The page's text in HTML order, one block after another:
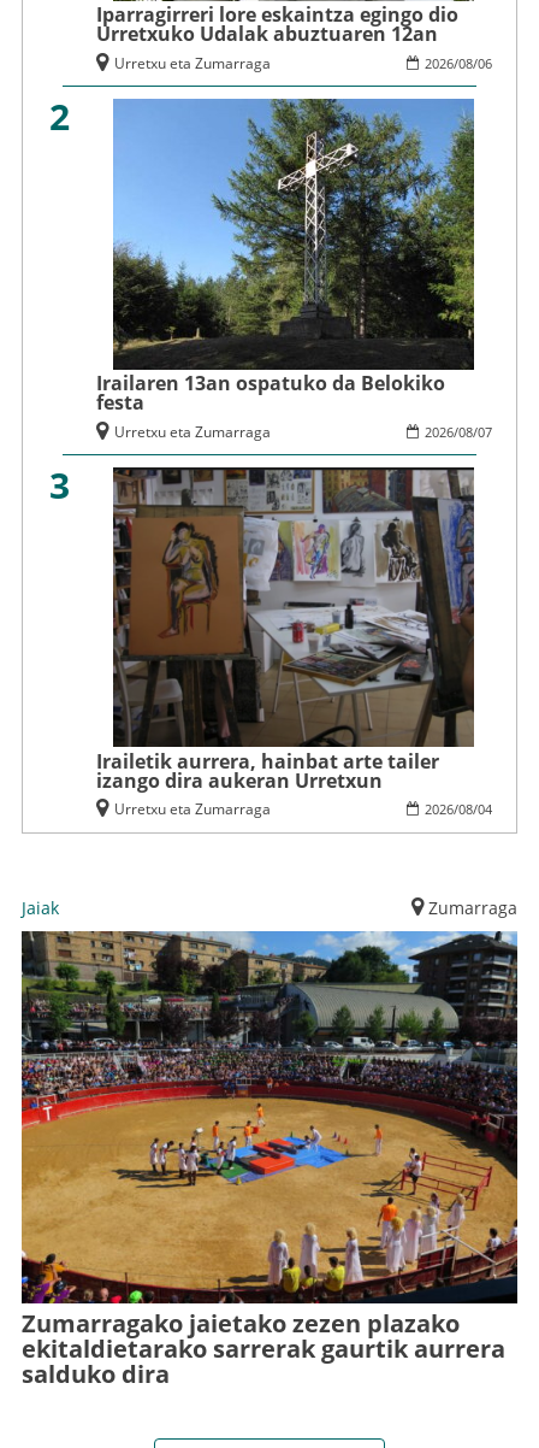
Iparragirreri lore eskaintza egingo dio
Urretxuko Udalak abuztuaren 12an
2026/08/06
Urretxu eta Zumarraga
2
Irailaren 13an ospatuko da Belokiko
festa
2026/08/07
Urretxu eta Zumarraga
3
Irailetik aurrera, hainbat arte tailer
izango dira aukeran Urretxun
2026/08/04
Urretxu eta Zumarraga
Jaiak Zumarraga
Zumarragako jaietako zezen plazako
ekitaldietarako sarrerak gaurtik aurrera
salduko dira